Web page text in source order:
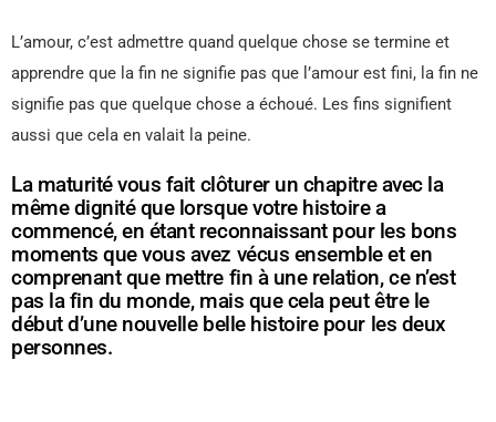
L’amour, c’est admettre quand quelque chose se termine et
apprendre que la fin ne signifie pas que l’amour est fini, la fin ne
signifie pas que quelque chose a échoué. Les fins signifient
aussi que cela en valait la peine.
La maturité vous fait clôturer un chapitre avec la
même dignité que lorsque votre histoire a
commencé, en étant reconnaissant pour les bons
moments que vous avez vécus ensemble et en
comprenant que mettre fin à une relation, ce n’est
pas la fin du monde, mais que cela peut être le
début d’une nouvelle belle histoire pour les deux
personnes.